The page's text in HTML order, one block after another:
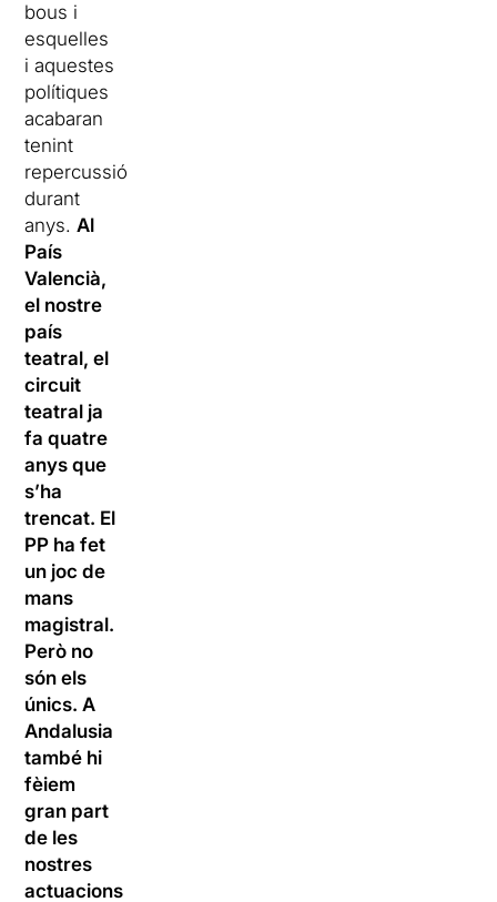
bous i
esquelles
i aquestes
polítiques
acabaran
tenint
repercussió
durant
anys.Al
País
Valencià,
el nostre
país
teatral, el
circuit
teatral ja
fa quatre
anys que
s’ha
trencat. El
PP ha fet
un joc de
mans
magistral.
Però no
són els
únics. A
Andalusia
també hi
fèiem
gran part
de les
nostres
actuacions